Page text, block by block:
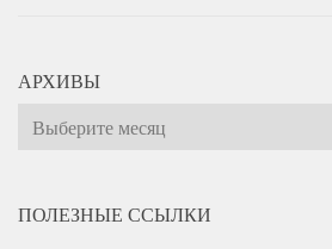
АРХИВЫ
Архивы
ПОЛЕЗНЫЕ ССЫЛКИ